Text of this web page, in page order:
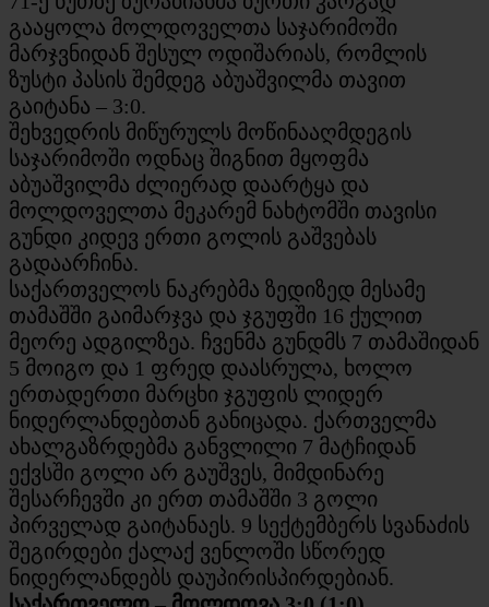
გააყოლა მოლდოველთა საჯარიმოში
მარჯვნიდან შესულ ოდიშარიას, რომლის
ზუსტი პასის შემდეგ აბუაშვილმა თავით
გაიტანა – 3:0.
შეხვედრის მიწურულს მოწინააღმდეგის
საჯარიმოში ოდნაც შიგნით მყოფმა
აბუაშვილმა ძლიერად დაარტყა და
მოლდოველთა მეკარემ ნახტომში თავისი
გუნდი კიდევ ერთი გოლის გაშვებას
გადაარჩინა.
საქართველოს ნაკრებმა ზედიზედ მესამე
თამაშში გაიმარჯვა და ჯგუფში 16 ქულით
მეორე ადგილზეა. ჩვენმა გუნდმს 7 თამაშიდან
5 მოიგო და 1 ფრედ დაასრულა, ხოლო
ერთადერთი მარცხი ჯგუფის ლიდერ
ნიდერლანდებთან განიცადა. ქართველმა
ახალგაზრდებმა განვლილი 7 მატჩიდან
ექვსში გოლი არ გაუშვეს, მიმდინარე
შესარჩევში კი ერთ თამაშში 3 გოლი
პირველად გაიტანაეს. 9 სექტემბერს სვანაძის
შეგირდები ქალაქ ვენლოში სწორედ
ნიდერლანდებს დაუპირისპირდებიან.